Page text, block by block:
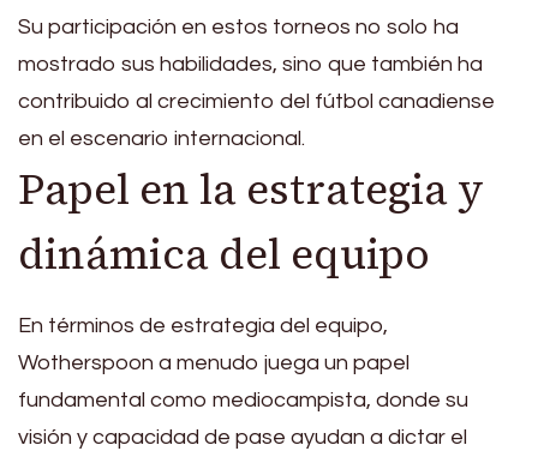
Su participación en estos torneos no solo ha
mostrado sus habilidades, sino que también ha
contribuido al crecimiento del fútbol canadiense
en el escenario internacional.
Papel en la estrategia y
dinámica del equipo
En términos de estrategia del equipo,
Wotherspoon a menudo juega un papel
fundamental como mediocampista, donde su
visión y capacidad de pase ayudan a dictar el